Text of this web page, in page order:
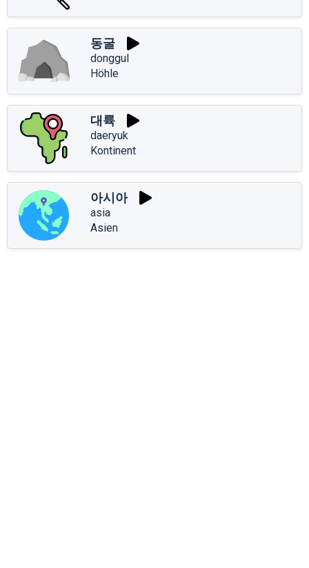
동굴
donggul
Höhle
대륙
daeryuk
Kontinent
아시아
asia
Asien